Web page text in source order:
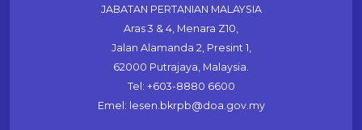
JABATAN PERTANIAN MALAYSIA
Aras 3 & 4, Menara Z10,
Jalan Alamanda 2, Presint 1,
62000 Putrajaya, Malaysia.
Tel: +603-8880 6600
Emel: lesen.bkrpb@doa.gov.my